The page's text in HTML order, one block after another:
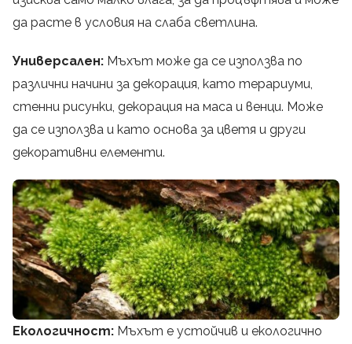
да расте в условия на слаба светлина.
Универсален: Мъхът може да се използва по
различни начини за декорация, като терариуми,
стенни рисунки, декорация на маса и венци. Може
да се използва и като основа за цветя и други
декоративни елементи.
Екологичност: Мъхът е устойчив и екологично